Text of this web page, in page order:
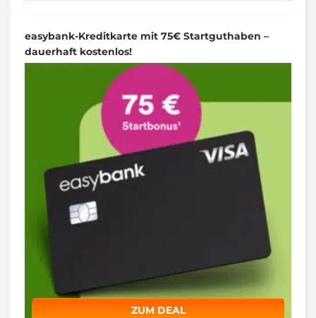
easybank-Kreditkarte mit 75€ Startguthaben –
dauerhaft kostenlos!
ZUM DEAL